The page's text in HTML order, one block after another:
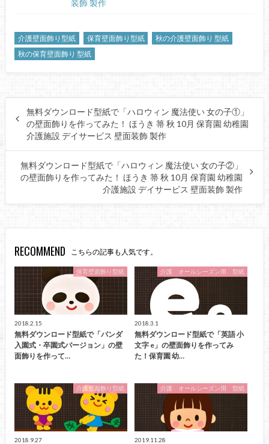
装飾 製作
介護壁面飾り型紙 保育壁面飾り型紙
秋の介護壁面飾り 型紙
秋の保育壁面飾り 型紙
無料ダウンロード型紙で「ハロウィン 魔法使い 女の子①」
の壁面飾りを作ってみた！ ほうき 箒 秋 10月 保育園 幼稚園
介護施設 デイサービス 壁面装飾 製作
無料ダウンロード型紙で「ハロウィン 魔法使い 女の子②」
の壁面飾りを作ってみた！ ほうき 箒 秋 10月 保育園 幼稚園
介護施設 デイサービス 壁面装飾 製作
RECOMMEND こちらの記事も人気です。
保育壁面飾り型紙
2018.2.15
無料ダウンロード型紙で「パンダ
入園式・卒園式バージョン」の壁
面飾りを作って…
介護 オールシーズン用 型紙
2018.3.1
無料ダウンロード型紙で「英語 小
文字 e」の壁面飾りを作ってみ
た！保育園 幼…
介護壁面飾り型紙
2018.9.27
介護 オールシーズン用 型紙
2019.11.28